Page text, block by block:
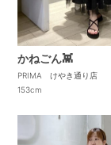
かねごん👾
PRIMA けやき通り店
153cm